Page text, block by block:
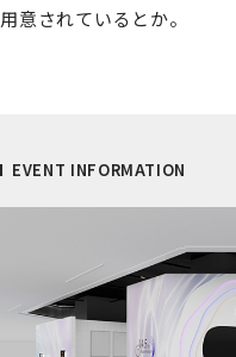
用意されているとか。
EVENT INFORMATION